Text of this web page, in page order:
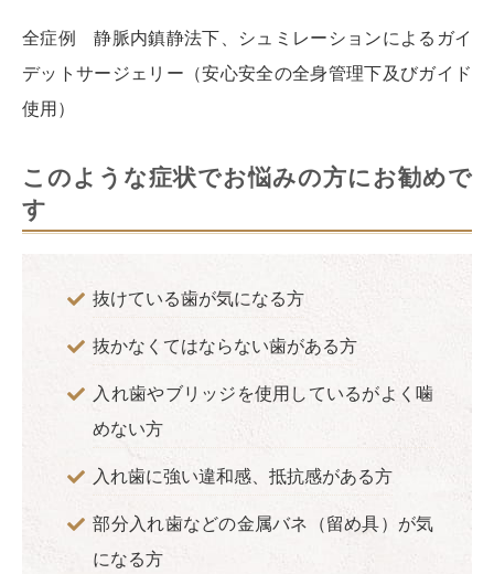
全症例 静脈内鎮静法下、シュミレーションによるガイ
デットサージェリー（安心安全の全身管理下及びガイド
使用）
このような症状でお悩みの方にお勧めで
す
抜けている歯が気になる方
抜かなくてはならない歯がある方
入れ歯やブリッジを使用しているがよく噛
めない方
入れ歯に強い違和感、抵抗感がある方
部分入れ歯などの金属バネ（留め具）が気
になる方